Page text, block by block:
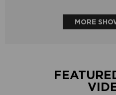
MORE